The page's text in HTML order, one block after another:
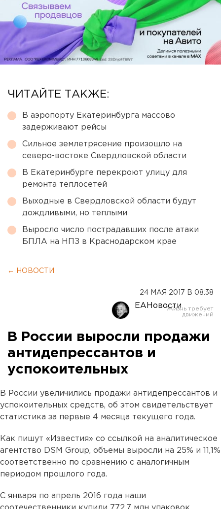
ЧИТАЙТЕ ТАКЖЕ:
В аэропорту Екатеринбурга массово
задерживают рейсы
Сильное землетрясение произошло на
северо-востоке Свердловской области
В Екатеринбурге перекроют улицу для
ремонта теплосетей
Выходные в Свердловской области будут
дождливыми, но теплыми
Выросло число пострадавших после атаки
БПЛА на НПЗ в Краснодарском крае
← НОВОСТИ
24 МАЯ 2017 В 08:38
ЕАНовости
В России выросли продажи
антидепрессантов и
успокоительных
В России увеличились продажи антидепрессантов и
успокоительных средств, об этом свидетельствует
статистика за первые 4 месяца текущего года.
Как пишут «Известия» со ссылкой на аналитическое
агентство DSM Group, объемы выросли на 25% и 11,1%
соответственно по сравнению с аналогичным
периодом прошлого года.
С января по апрель 2016 года наши